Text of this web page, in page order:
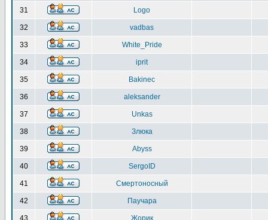
31 Logo
32 vadbas
33 White_Pride
34 iprit
35 Bakinec
36 aleksander
37 Unkas
38 Злюка
39 Abyss
40 SergoID
41 Смертоносный
42 Паучара
43 Жорик